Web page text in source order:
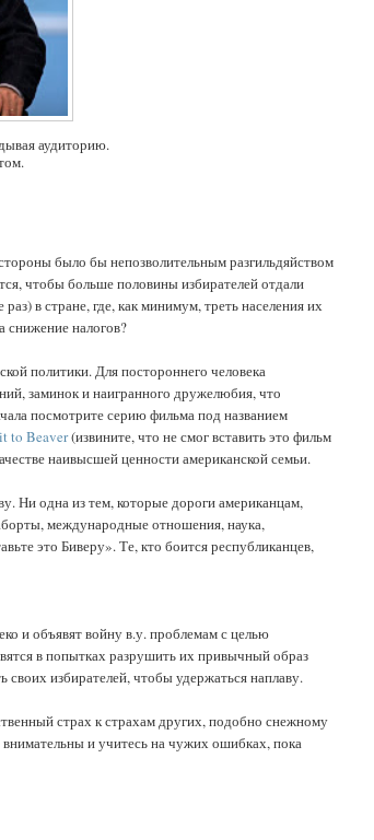
аудиторию.
было бы непозволительным разгильдяйством
чтобы больше половины избирателей отдали
в стране, где, как минимум, треть населения их
снижение налогов?
политики. Для постороннего человека
заминок и наигранного дружелюбия, что
посмотрите серию фильма под названием
to Beaver(извините, что не смог вставить это фильм
наивысшей ценности американской семьи.
Ни одна из тем, которые дороги американцам,
международные отношения, наука,
это Биверу». Те, кто боится республиканцев,
и объявят войну в.у. проблемам с целью
в попытках разрушить их привычный образ
избирателей, чтобы удержаться наплаву.
страх к страхам других, подобно снежному
и учитесь на чужих ошибках, пока